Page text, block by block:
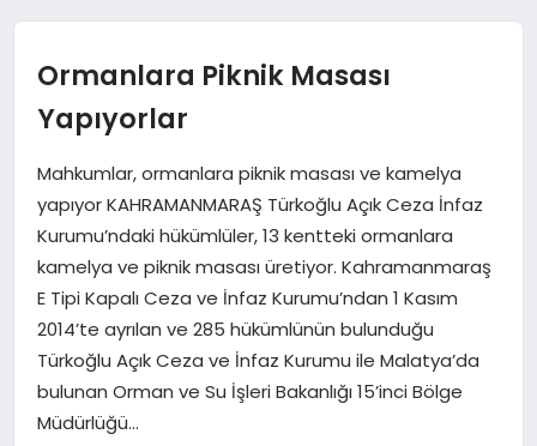
SIYASET
EĞITIM
SAĞLIK
GENEL
SPOR
İLÇE HABERLERI
Ormanlara Piknik Masası
Yapıyorlar
Mahkumlar, ormanlara piknik masası ve kamelya
yapıyor KAHRAMANMARAŞ Türkoğlu Açık Ceza İnfaz
Kurumu’ndaki hükümlüler, 13 kentteki ormanlara
kamelya ve piknik masası üretiyor. Kahramanmaraş
E Tipi Kapalı Ceza ve İnfaz Kurumu’ndan 1 Kasım
2014’te ayrılan ve 285 hükümlünün bulunduğu
Türkoğlu Açık Ceza ve İnfaz Kurumu ile Malatya’da
bulunan Orman ve Su İşleri Bakanlığı 15’inci Bölge
Müdürlüğü…